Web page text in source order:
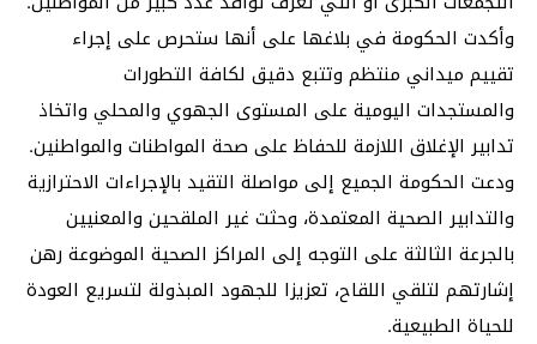
وأكدت الحكومة في بلاغها على أنها ستحرص على إجراء
تقييم ميداني منتظم وتتبع دقيق لكافة التطورات
والمستجدات اليومية على المستوى الجهوي والمحلي واتخاذ
تدابير الإغلاق اللازمة للحفاظ على صحة المواطنات والمواطنين.
ودعت الحكومة الجميع إلى مواصلة التقيد بالإجراءات الاحترازية
والتدابير الصحية المعتمدة، وحثت غير الملقحين والمعنيين
بالجرعة الثالثة على التوجه إلى المراكز الصحية الموضوعة رهن
إشارتهم لتلقي اللقاح، تعزيزا للجهود المبذولة لتسريع العودة
للحياة الطبيعية.